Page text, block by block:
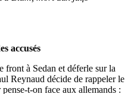
accusés
front à Sedan et déferle sur la
Reynaud décide de rappeler le
t-on face aux allemands :